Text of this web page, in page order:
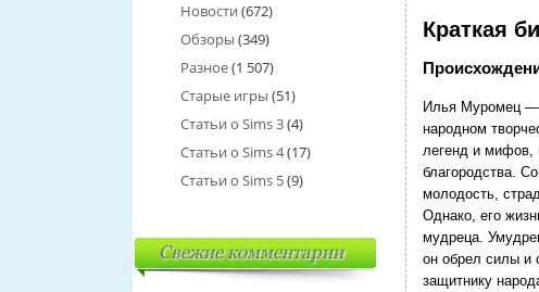
Краткая
Илья Муромец —
народном
легенд и мифов,
благородства.
молодость,
Однако, его
мудреца.
он обрел силы и
защитнику
Новости (672)
Обзоры (349)
Разное(1 507)
Старые игры (51)
Статьи о Sims 3(4)
Статьи о Sims 4(17)
Статьи о Sims 5(9)
Свежие комментарии